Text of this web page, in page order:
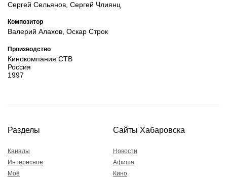
Сергей Сельянов, Сергей Члиянц
Композитор
Валерий Алахов, Оскар Строк
Производство
Кинокомпания CTB
Россия
1997
Разделы
Каналы
Интересное
Моё
Сайты Хабаровска
Новости
Афиша
Кино